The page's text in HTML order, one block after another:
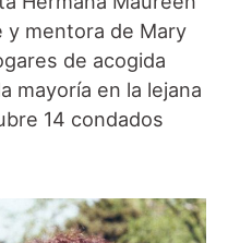
mentora de Mary
de acogida
mayoría en la lejana
14 condados